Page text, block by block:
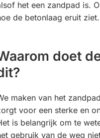
het een zandpad is.
de betonlaag eruit ziet.
doet
maken van het
voor een sterke en
is belangrijk om te
gebruik van de weg